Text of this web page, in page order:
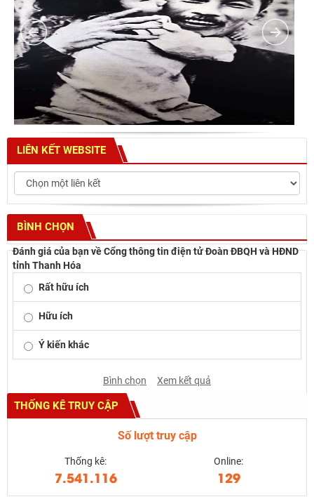
LIÊN KẾT WEBSITE
BÌNH CHỌN
Đánh giá của bạn về Cổng thông tin điện tử Đoàn ĐBQH và HĐND
tỉnh Thanh Hóa
Rất hữu ích
Hữu ích
Ý kiến khác
Bình chọn Xem kết quả
THỐNG KÊ TRUY CẬP
Số lượt truy cập
Thống kê:
7.541.116
Online:
129